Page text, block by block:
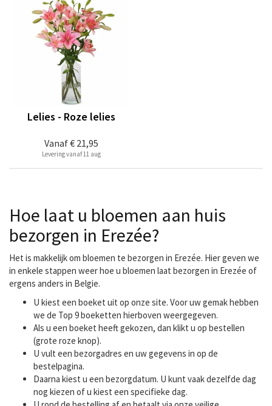
Vanaf€ 21,95
Lelies - Roze lelies
Levering vanaf 11 aug
Hoe laat u bloemen aan huis
bezorgen in Erezée?
Het is makkelijk om bloemen te bezorgen in Erezée. Hier geven we
in enkele stappen weer hoe u bloemen laat bezorgen in Erezée of
ergens anders in Belgie.
U kiest een boeket uit op onze site. Voor uw gemak hebben
we de Top 9 boeketten hierboven weergegeven.
Als u een boeket heeft gekozen, dan klikt u op bestellen
(grote roze knop).
U vult een bezorgadres en uw gegevens in op de
bestelpagina.
Daarna kiest u een bezorgdatum. U kunt vaak dezelfde dag
nog kiezen of u kiest een specifieke dag.